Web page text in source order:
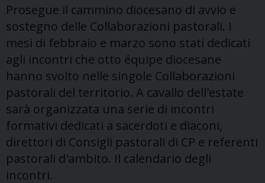
Prosegue il cammino diocesano di avvio e
sostegno delle Collaborazioni pastorali. I
mesi di febbraio e marzo sono stati dedicati
agli incontri che otto équipe diocesane
hanno svolto nelle singole Collaborazioni
pastorali del territorio. A cavallo dell'estate
sarà organizzata una serie di incontri
formativi dedicati a sacerdoti e diaconi,
direttori di Consigli pastorali di CP e referenti
pastorali d'ambito. Il calendario degli
incontri.